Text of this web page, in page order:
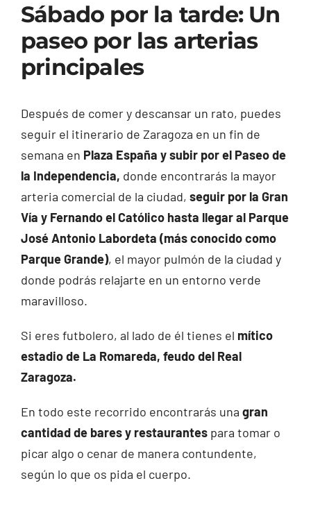
Sábado por la tarde: Un
paseo por las arterias
principales
Después de comer y descansar un rato, puedes
seguir el itinerario de Zaragoza en un fin de
semana en Plaza España y subir por el Paseo de
la Independencia, donde encontrarás la mayor
arteria comercial de la ciudad, seguir por la Gran
Vía y Fernando el Católico hasta llegar al Parque
José Antonio Labordeta (más conocido como
Parque Grande), el mayor pulmón de la ciudad y
donde podrás relajarte en un entorno verde
maravilloso.
Si eres futbolero, al lado de él tienes el mítico
estadio de La Romareda, feudo del Real
Zaragoza.
En todo este recorrido encontrarás una gran
cantidad de bares y restaurantespara tomar o
picar algo o cenar de manera contundente,
según lo que os pida el cuerpo.